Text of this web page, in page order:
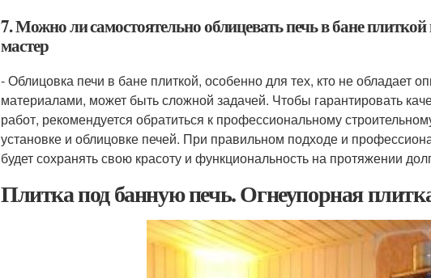
7. Можно ли самостоятельно облицевать печь в бане
мастер
- Облицовка печи в бане плиткой, особенно для тех, кто не обладает
материалами, может быть сложной задачей. Чтобы гарантировать
работ, рекомендуется обратиться к профессиональному
установке и облицовке печей. При правильном подходе и
будет сохранять свою красоту и функциональность на протяжении
Плитка под банную печь. Огнеупорная